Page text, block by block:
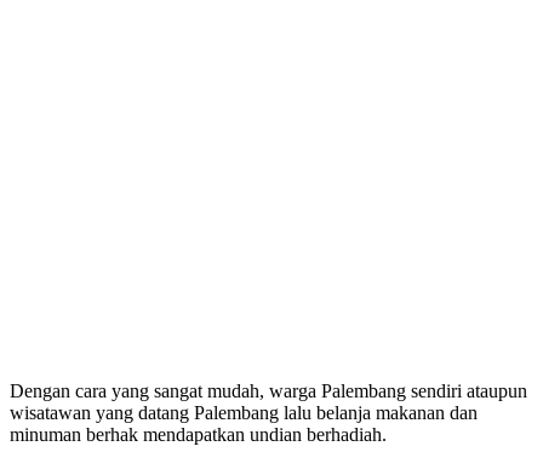
Dengan cara yang sangat mudah, warga Palembang sendiri ataupun
wisatawan yang datang Palembang lalu belanja makanan dan
minuman berhak mendapatkan undian berhadiah.